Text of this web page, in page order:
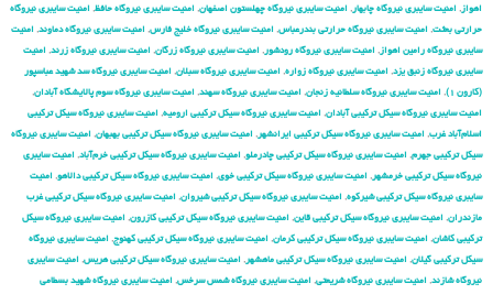
اهواز , امنیت سایبری نیروگاه چابهار , امنیت سایبری نیروگاه چهلستون اصفهان, امنیت سایبری نیروگاه حافظ, امنیت سایبری نیروگاه
حرارتی بعثت, امنیت سایبری نیروگاه حرارتی بندرعباس, امنیت سایبری نیروگاه خلیج فارس, امنیت سایبری نیروگاه دماوند, امنیت
سایبری نیروگاه رامین اهواز , امنیت سایبری نیروگاه رودشور , امنیت سایبری نیروگاه زرگان, امنیت سایبری نیروگاه زرند, امنیت
سایبری نیروگاه زنبق یزد, امنیت سایبری نیروگاه زواره, امنیت سایبری نیروگاه سبلان, امنیت سایبری نیروگاه سد شهید عباسپور
(کارون ۱)
, امنیت سایبری نیروگاه سلطانیه زنجان, امنیت سایبری نیروگاه سهند, امنیت سایبری نیروگاه سوم پالایشگاه آبادان,
امنیت سایبری نیروگاه سیکل ترکیبی آبادان, امنیت سایبری نیروگاه سیکل ترکیبی ارومیه, امنیت سایبری نیروگاه سیکل ترکیبی
اسلام‌آباد غرب, امنیت سایبری نیروگاه سیکل ترکیبی ایرانشهر , امنیت سایبری نیروگاه سیکل ترکیبی بهبهان, امنیت سایبری نیروگاه
سیکل ترکیبی جهرم, امنیت سایبری نیروگاه سیکل ترکیبی چادرملو, امنیت سایبری نیروگاه سیکل ترکیبی خرم‌آباد, امنیت سایبری
نیروگاه سیکل ترکیبی خرمشهر , امنیت سایبری نیروگاه سیکل ترکیبی خوی, امنیت سایبری نیروگاه سیکل ترکیبی دالاهو, امنیت
سایبری نیروگاه سیکل ترکیبی شیرکوه, امنیت سایبری نیروگاه سیکل ترکیبی شیروان, امنیت سایبری نیروگاه سیکل ترکیبی غرب
مازندران, امنیت سایبری نیروگاه سیکل ترکیبی قاین, امنیت سایبری نیروگاه سیکل ترکیبی کازرون, امنیت سایبری نیروگاه سیکل
ترکیبی کاشان, امنیت سایبری نیروگاه سیکل ترکیبی کرمان, امنیت سایبری نیروگاه سیکل ترکیبی کهنوج, امنیت سایبری نیروگاه
سیکل ترکیبی گیلان, امنیت سایبری نیروگاه سیکل ترکیبی ماهشهر , امنیت سایبری نیروگاه سیکل ترکیبی هریس, امنیت سایبری
نیروگاه شازند, امنیت سایبری نیروگاه شریعتی, امنیت سایبری نیروگاه شمس سرخس, امنیت سایبری نیروگاه شهید بسطامی